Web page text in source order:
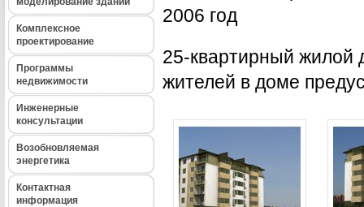
Комплексное
проектирование
Программы
недвижимости
Инженерные
консультации
Возобновляемая
энергетика
Контактная
информация
2006 год
25-квартирный жилой
жителей в доме